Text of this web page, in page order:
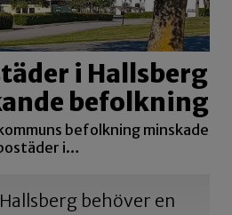
i Hallsberg
befolkning
befolkning minskade
i…
Hallsberg behöver en